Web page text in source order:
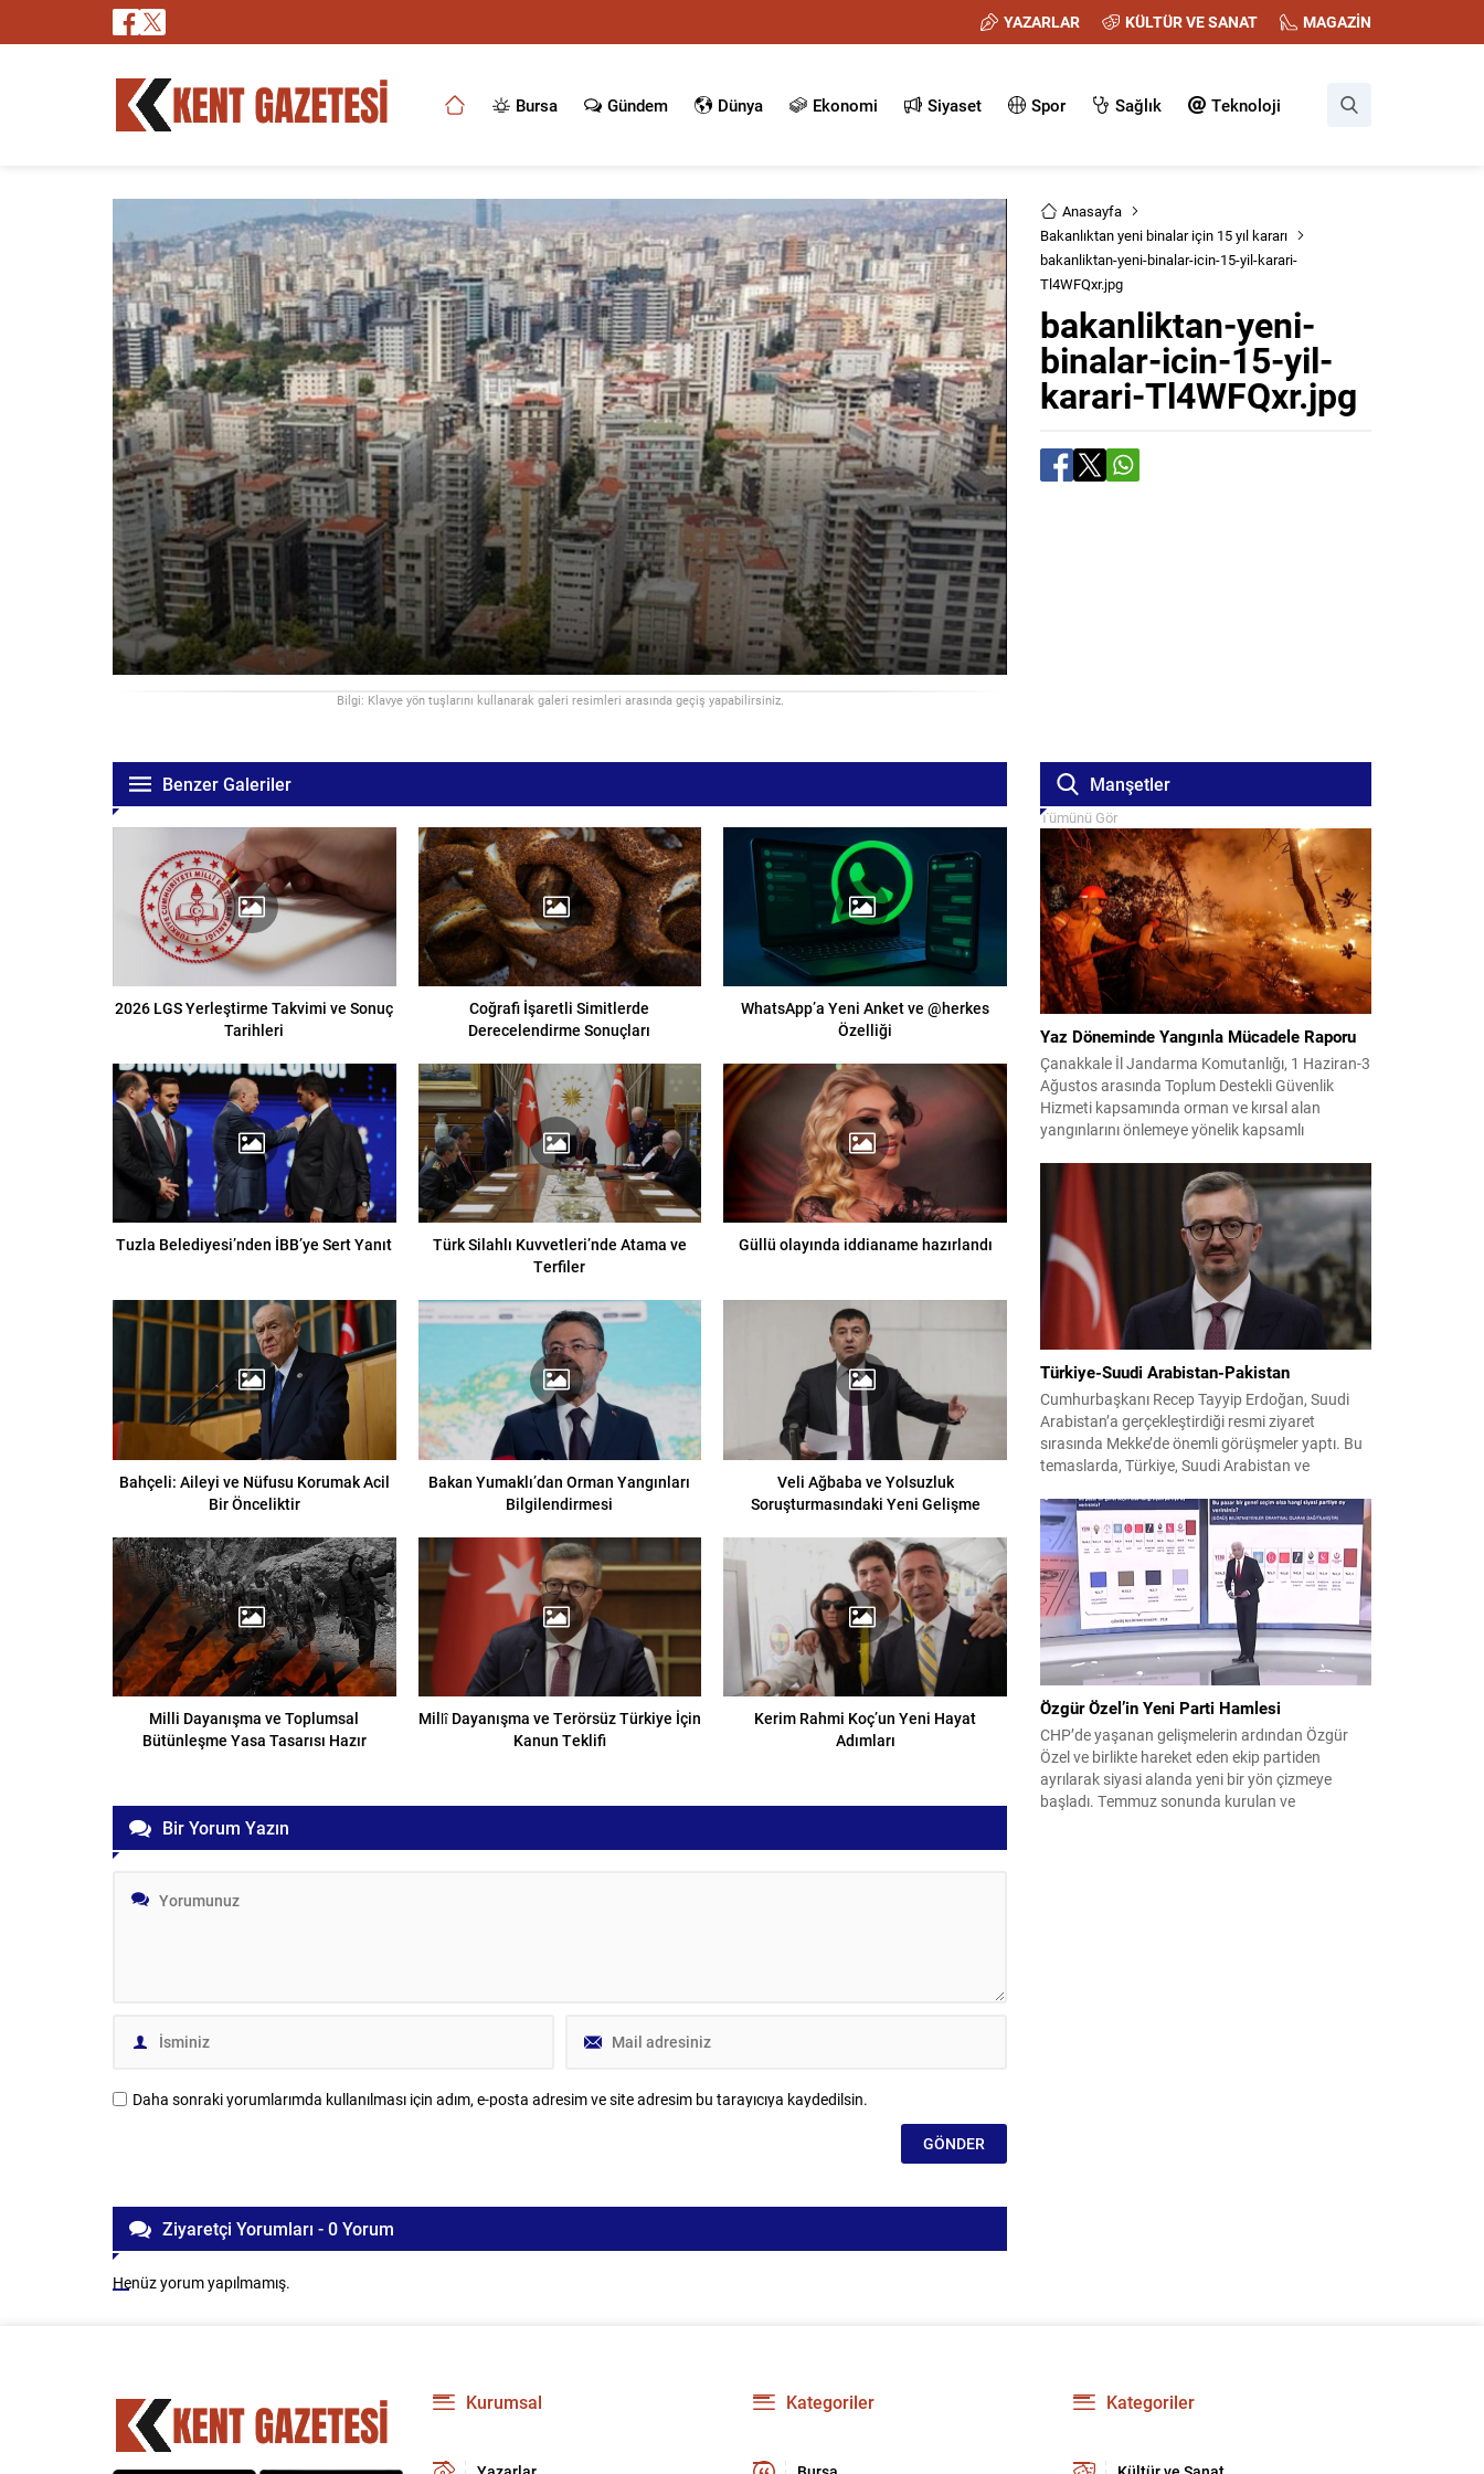
YAZARLAR KÜLTÜR VE SANAT MAGAZİN
Bursa Gündem Dünya Ekonomi Siyaset Spor Sağlık Teknoloji
Bilgi: Klavye yön tuşlarını kullanarak galeri resimleri arasında geçiş yapabilirsiniz.
Anasayfa
Bakanlıktan yeni binalar için 15 yıl kararı
bakanliktan-yeni-binalar-icin-15-yil-karari-
Tl4WFQxr.jpg
bakanliktan-yeni-
binalar-icin-15-yil-
karari-Tl4WFQxr.jpg
Benzer Galeriler
2026 LGS Yerleştirme Takvimi ve Sonuç
Tarihleri
Coğrafi İşaretli Simitlerde
Derecelendirme Sonuçları
WhatsApp’a Yeni Anket ve @herkes
Özelliği
Tuzla Belediyesi’nden İBB’ye Sert Yanıt
Türk Silahlı Kuvvetleri’nde Atama ve
Terfiler
Güllü olayında iddianame hazırlandı
Bahçeli: Aileyi ve Nüfusu Korumak Acil
Bir Önceliktir
Bakan Yumaklı’dan Orman Yangınları
Bilgilendirmesi
Veli Ağbaba ve Yolsuzluk
Soruşturmasındaki Yeni Gelişme
Milli Dayanışma ve Toplumsal
Bütünleşme Yasa Tasarısı Hazır
Millî Dayanışma ve Terörsüz Türkiye İçin
Kanun Teklifi
Kerim Rahmi Koç’un Yeni Hayat
Adımları
Bir Yorum Yazın
Daha sonraki yorumlarımda kullanılması için adım, e-posta adresim ve site adresim bu tarayıcıya kaydedilsin.
Ziyaretçi Yorumları - 0 Yorum
Henüz yorum yapılmamış.
Manşetler
Tümünü Gör
Yaz Döneminde Yangınla Mücadele Raporu
Çanakkale İl Jandarma Komutanlığı, 1 Haziran-3
Ağustos arasında Toplum Destekli Güvenlik
Hizmeti kapsamında orman ve kırsal alan
yangınlarını önlemeye yönelik kapsamlı
görev yapan 178 tim ve 742 personel, sahada
aktif olarak halkı bilinçlendirdi ve denetim
faaliyetleri gerçekleştirdi. Faaliyetler esnasında
bin 315 biçerdöver ve balya...
Türkiye-Suudi Arabistan-Pakistan
Cumhurbaşkanı Recep Tayyip Erdoğan, Suudi
Arabistan’a gerçekleştirdiği resmi ziyaret
sırasında Mekke’de önemli görüşmeler yaptı. Bu
temaslarda, Türkiye, Suudi Arabistan ve
birliği çerçevesi oluşturuldu. Ziyaretin en somut
çıktısı, üç ülkenin imza attığı Mekke Ortak
Savunma Anlaşması oldu. Anlaşma; ortak
güvenlik yaklaşımıyla bölgesel barış, istikrar...
Özgür Özel’in Yeni Parti Hamlesi
CHP’de yaşanan gelişmelerin ardından Özgür
Özel ve birlikte hareket eden ekip partiden
ayrılarak siyasi alanda yeni bir yön çizmeye
başladı. Temmuz sonunda kurulan ve
Kurumsal Kategoriler Kategoriler